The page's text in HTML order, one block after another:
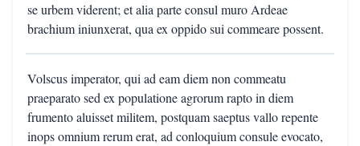
se urbem viderent; et alia parte consul muro Ardeae
brachium iniunxerat, qua ex oppido sui commeare possent.
Volscus imperator, qui ad eam diem non commeatu
praeparato sed ex populatione agrorum rapto in diem
frumento aluisset militem, postquam saeptus vallo repente
inops omnium rerum erat, ad conloquium consule evocato,